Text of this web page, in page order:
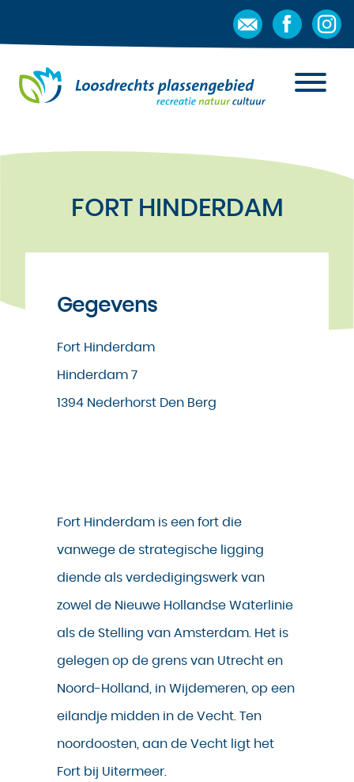
FORT HINDERDAM
Gegevens
Fort Hinderdam
Hinderdam 7
1394 Nederhorst Den Berg
Fort Hinderdam is een fort die
vanwege de strategische ligging
diende als verdedigingswerk van
zowel de Nieuwe Hollandse Waterlinie
als de Stelling van Amsterdam. Het is
gelegen op de grens van Utrecht en
Noord-Holland, in Wijdemeren, op een
eilandje midden in de Vecht. Ten
noordoosten, aan de Vecht ligt het
Fort bij Uitermeer.